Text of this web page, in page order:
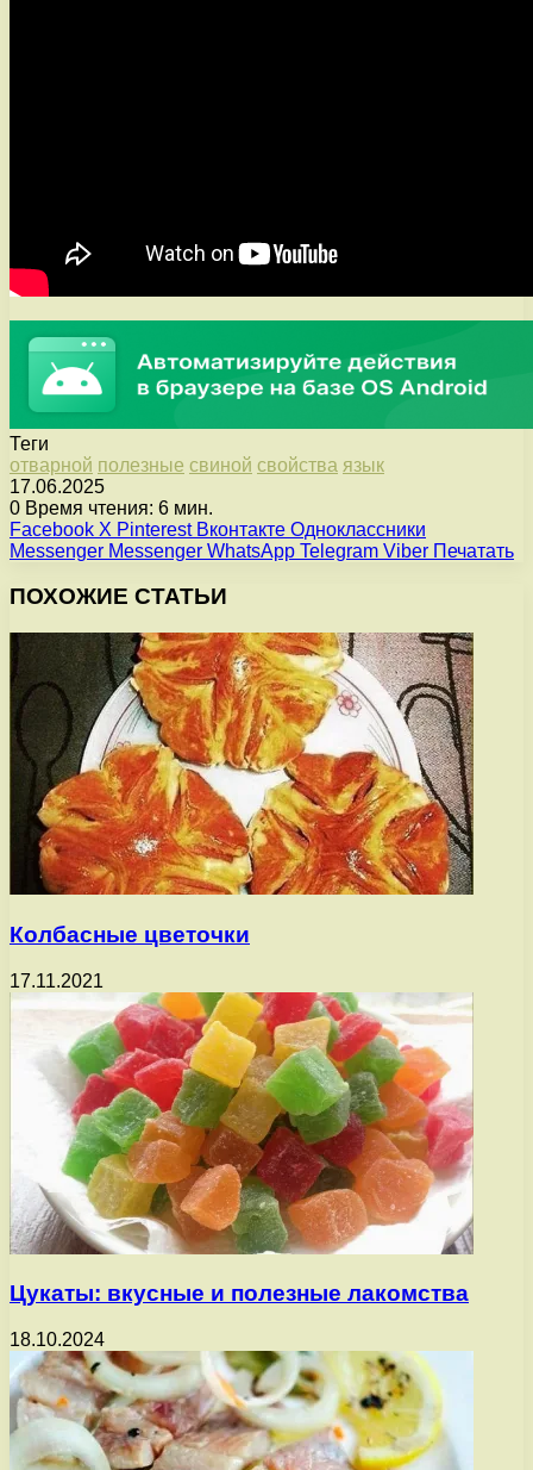
Теги
отварной полезные свиной свойства язык
17.06.2025
0 Время чтения: 6 мин.
Facebook X Pinterest Вконтакте Одноклассники
Messenger Messenger WhatsApp Telegram Viber Печатать
ПОХОЖИЕ СТАТЬИ
Колбасные цветочки
17.11.2021
Цукаты: вкусные и полезные лакомства
18.10.2024